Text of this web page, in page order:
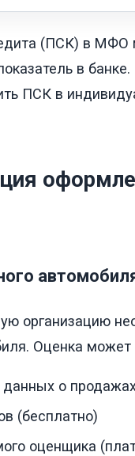
(ПСК) в МФО
в
ПСК в
организацию
Оценка может
о
(бесплатно)
оценщика